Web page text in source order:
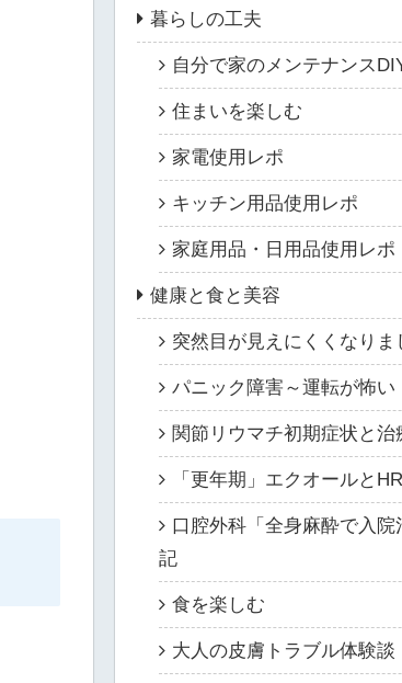
暮らしの工夫
自分で家のメンテナンス
住まいを楽しむ
家電使用レポ
キッチン用品使用レポ
家庭用品・日用品使用レポ
健康と食と美容
突然目が見えにくくなりま
パニック障害～運転が怖い
関節リウマチ初期症状と治
「更年期」エクオールと
口腔外科「全身麻酔で入院
記
食を楽しむ
大人の皮膚トラブル体験談